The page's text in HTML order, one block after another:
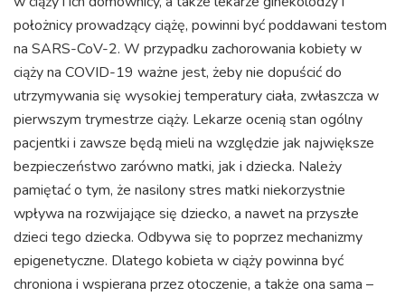
położnicy prowadzący ciążę, powinni być poddawani testom
na SARS-CoV-2. W przypadku zachorowania kobiety w
ciąży na COVID-19 ważne jest, żeby nie dopuścić do
utrzymywania się wysokiej temperatury ciała, zwłaszcza w
pierwszym trymestrze ciąży. Lekarze ocenią stan ogólny
pacjentki i zawsze będą mieli na względzie jak największe
bezpieczeństwo zarówno matki, jak i dziecka. Należy
pamiętać o tym, że nasilony stres matki niekorzystnie
wpływa na rozwijające się dziecko, a nawet na przyszłe
dzieci tego dziecka. Odbywa się to poprzez mechanizmy
epigenetyczne. Dlatego kobieta w ciąży powinna być
chroniona i wspierana przez otoczenie, a także ona sama –